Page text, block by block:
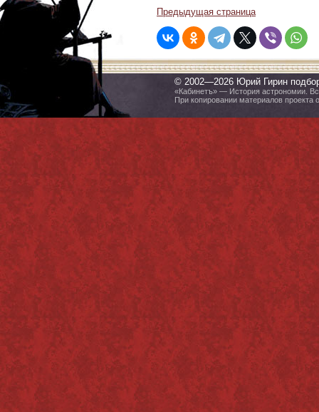
Предыдущая страница
© 2002—2026 Юрий Гирин
«Кабинетъ» — История астрономии.
При копировании материалов проекта